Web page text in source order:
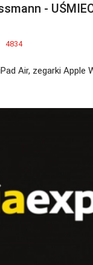
-
4834
Air, zegarki Apple